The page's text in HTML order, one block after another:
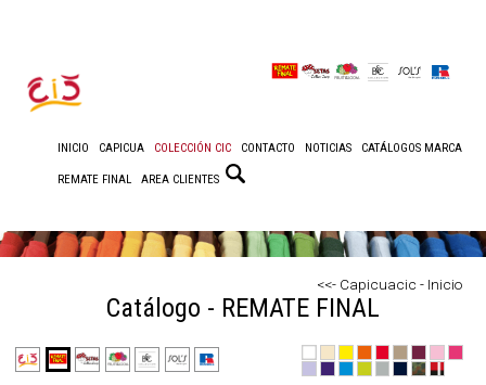
INICIO CAPICUA COLECCIÓN CIC CONTACTO NOTICIAS CATÁLOGOS MARCA
REMATE FINAL AREA CLIENTES
<<- Capicuacic - Inicio
Catálogo - REMATE FINAL